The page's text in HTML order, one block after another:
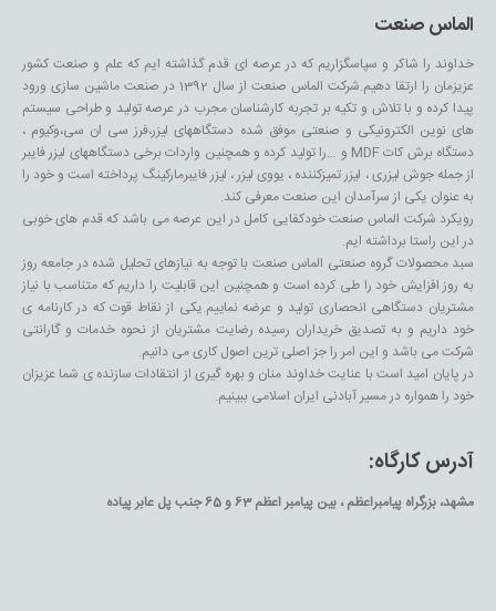
الماس صنعت
خداوند را شاکر و سپاسگزاریم که در عرصه ای قدم گذاشته ایم که علم و صنعت کشور
عزیزمان را ارتقا دهیم.شرکت الماس صنعت از سال 1392 در صنعت ماشین سازی ورود
پیدا کرده و با تلاش و تکیه بر تجربه کارشناسان مجرب در عرصه تولید و طراحی سیستم
های نوین الکترونیکی و صنعتی موفق شده دستگاههای لیزر،فرز سی ان سی،وکیوم ،
دستگاه برش کات MDF و …را تولید کرده و همچنین واردات برخی دستگاههای لیزر فایبر
از جمله جوش لیزری ، لیزر تمیزکننده ، یووی لیزر ، لیزر فایبرمارکینگ پرداخته است و خود را
به عنوان یکی از سرآمدان این صنعت معرفی کند.
رویکرد شرکت الماس صنعت خودکفایی کامل در این عرصه می باشد که قدم های خوبی
در این راستا برداشته ایم.
سبد محصولات گروه صنعتی الماس صنعت با توجه به نیازهای تحلیل شده در جامعه روز
به روز افزایش خود را طی کرده است و همچنین این قابلیت را داریم که متناسب با نیاز
مشتریان دستگاهی انحصاری تولید و عرضه نماییم.یکی از نقاط قوت که در کارنامه ی
خود داریم و به تصدیق خریداران رسیده رضایت مشتریان از نحوه خدمات و گارانتی
شرکت می باشد و این امر را جز اصلی ترین اصول کاری می دانیم.
در پایان امید است با عنایت خداوند منان و بهره گیری از انتقادات سازنده ی شما عزیزان
خود را همواره در مسیر آبادنی ایران اسلامی ببینیم.
آدرس کارگاه:
مشهد، بزرگراه پیامبراعظم ، بین پیامبر اعظم 63 و 65 جنب پل عابر پیاده